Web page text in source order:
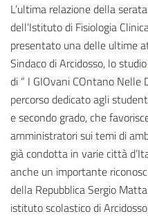
L’ultima relazione della
dell’Istituto di Fisiologia
presentato una delle ultime
Sindaco di Arcidosso, lo studio
di “ I GIOvani COntano Nelle
percorso dedicato agli
e secondo grado, che
amministratori sui temi di
già condotta in varie città
anche un importante
della Repubblica Sergio
istituto scolastico di